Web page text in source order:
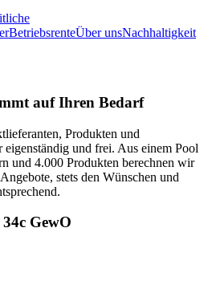
BetriebsrenteÜber unsNachhaltigkeit
auf Ihren Bedarf
Produkten und
und frei. Aus einem Pool
und 4.000 Produkten berechnen wir
stets den Wünschen und
GewO